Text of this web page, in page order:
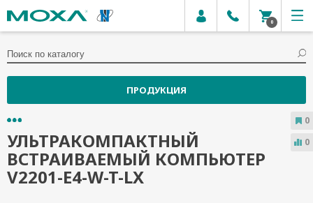
0
ПРОДУКЦИЯ
УЛЬТРАКОМПАКТНЫЙ
ВСТРАИВАЕМЫЙ КОМПЬЮТЕР
V2201-E4-W-T-LX
0
0